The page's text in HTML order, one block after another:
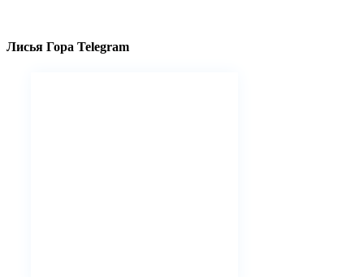
Лисья Гора Telegram